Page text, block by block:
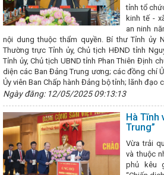
lĩnh vực công nghiệp
Hỗ trợ cơ
đổi số
Chúc mừng doanh nghiệp
Bộ Công Thương, Trưởng Đoàn đàm
Diên tiếp Ngài Marc E. Knapper, Đại sứ
Hà Tĩnh sẵn sàng cho Giờ Trái
chỉ tiêu năm 2024
Các hoạt động
chuyến thăm cấp nhà nước Cộng hòa
thảo luận về phát triển trí tuệ nhân tạo
Hội nghị kiểm điểm tập thể, cá nhân
hoàn thành sơ kết giữa nhiệm kỳ đại hội
Quốc gia Việt Nam - Nâng tầm giá trị
năm 2024
Công đoàn ngành Công
Hội nghị tổng kết công tác năm
Thương
Bộ Công Thương đề xuất
và xăng dầu cho phát triển kinh tế xã
chiến lược của Đảng
Gỡ khó cho
tỉnh tổ
kinh tế -
an ninh
nội dung thuộc thẩm quyền. Bí thư Tỉnh ủy
Thường trực Tỉnh ủy, Chủ tịch HĐND tỉnh
Tỉnh ủy, Chủ tịch UBND tỉnh Phan Thiên Định
diện các Ban Đảng Trung ương; các đồng chí
Ủy viên Ban Chấp hành Đảng bộ tỉnh; lãnh đạo
Ngày đăng: 12/05/2025 09:13:13
Hà Tĩnh
Trung”
Vừa trải
và thuộc
phủ kêu